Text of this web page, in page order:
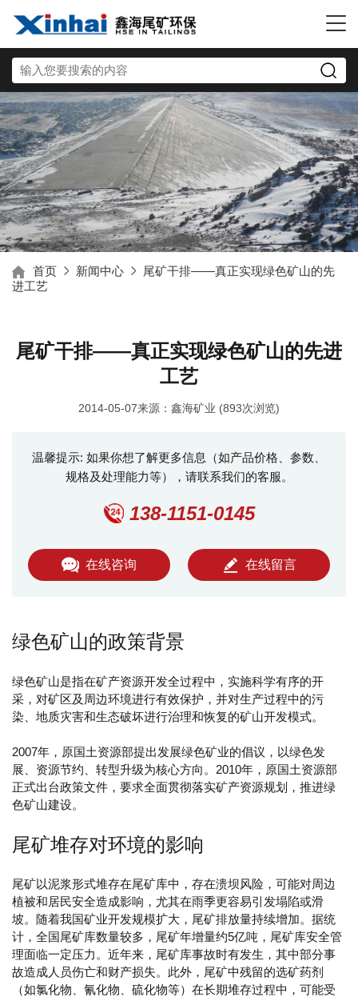
首页 新闻中心
尾矿干排——真正实现绿色矿山的先
进工艺
尾矿干排——真正实现绿色矿山的先进
工艺
2014-05-07来源：鑫海矿业 (893次浏览)
温馨提示: 如果你想了解更多信息（如产品价格、参数、
规格及处理能力等），请联系我们的客服。
138-1151-0145
在线咨询 在线留言
绿色矿山的政策背景
绿色矿山是指在矿产资源开发全过程中，实施科学有序的开
采，对矿区及周边环境进行有效保护，并对生产过程中的污
染、地质灾害和生态破坏进行治理和恢复的矿山开发模式。
2007年，原国土资源部提出发展绿色矿业的倡议，以绿色发
展、资源节约、转型升级为核心方向。2010年，原国土资源部
正式出台政策文件，要求全面贯彻落实矿产资源规划，推进绿
色矿山建设。
尾矿堆存对环境的影响
尾矿以泥浆形式堆存在尾矿库中，存在溃坝风险，可能对周边
植被和居民安全造成影响，尤其在雨季更容易引发塌陷或滑
坡。随着我国矿业开发规模扩大，尾矿排放量持续增加。据统
计，全国尾矿库数量较多，尾矿年增量约5亿吨，尾矿库安全管
理面临一定压力。近年来，尾矿库事故时有发生，其中部分事
故造成人员伤亡和财产损失。此外，尾矿中残留的选矿药剂
（如氯化物、氰化物、硫化物等）在长期堆存过程中，可能受